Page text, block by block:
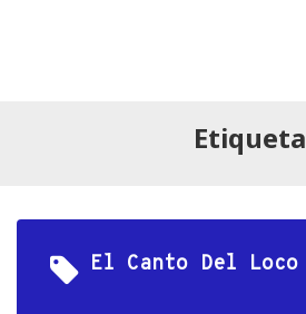
Etiqueta
El Canto Del Loco